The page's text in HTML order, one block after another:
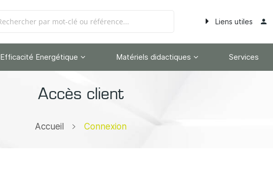
Liens utiles
Efficacité Energétique Matériels didactiques Services
Accès client
Accueil Connexion